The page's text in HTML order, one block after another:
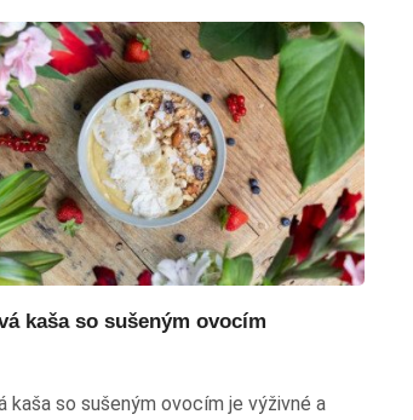
kaša so sušeným ovocím
kaša so sušeným ovocím je výživné a